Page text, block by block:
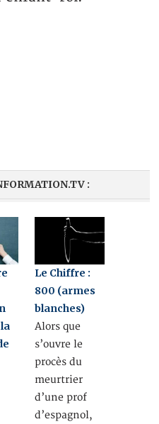
:
Le Chiffre :
800 (armes
blanches)
Alors que
s’ouvre le
procès du
meurtrier
d’une prof
d’espagnol,